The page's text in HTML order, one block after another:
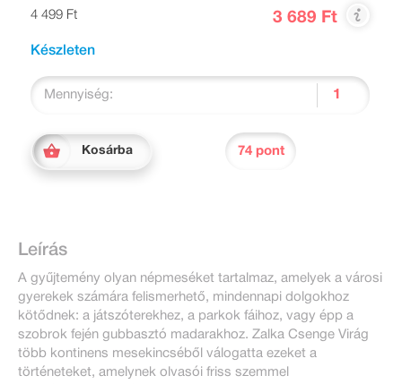
4 499 Ft
3 689 Ft
Készleten
Mennyiség:
Kosárba 74 pont
Leírás
A gyűjtemény olyan népmeséket tartalmaz, amelyek a városi
gyerekek számára felismerhető, mindennapi dolgokhoz
kötődnek: a játszóterekhez, a parkok fáihoz, vagy épp a
szobrok fején gubbasztó madarakhoz. Zalka Csenge Virág
több kontinens mesekincséből válogatta ezeket a
történeteket, amelynek olvasói friss szemmel